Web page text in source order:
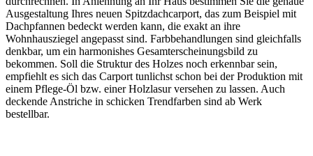
Ausgestaltung Ihres neuen Spitzdachcarport, das zum Beispiel mit
Dachpfannen bedeckt werden kann, die exakt an ihre
Wohnhausziegel angepasst sind. Farbbehandlungen sind gleichfalls
denkbar, um ein harmonishes Gesamterscheinungsbild zu
bekommen. Soll die Struktur des Holzes noch erkennbar sein,
empfiehlt es sich das Carport tunlichst schon bei der Produktion mit
einem Pflege-Öl bzw. einer Holzlasur versehen zu lassen. Auch
deckende Anstriche in schicken Trendfarben sind ab Werk
bestellbar.